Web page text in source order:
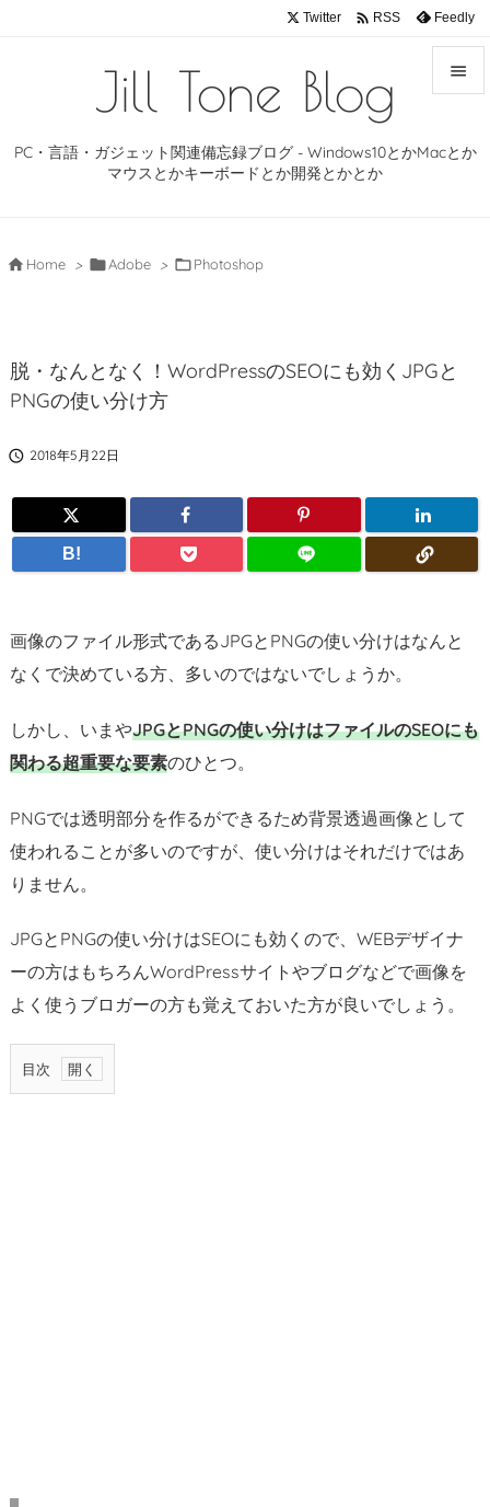
Jill Tone Blog
PC・言語・ガジェット関連備忘録ブログ - Windows10とかMacとか
マウスとかキーボードとか開発とかとか

検索
Twitter  RSS Feedly
 Home > Adobe > Photoshop
脱・なんとなく！WordPressのSEOにも効くJPGと
PNGの使い分け方
 2018年5月22日
B!
画像のファイル形式であるJPGとPNGの使い分けはなんと
なくで決めている方、多いのではないでしょうか。
しかし、いまやJPGとPNGの使い分けはファイルのSEOにも
関わる超重要な要素のひとつ。
PNGでは透明部分を作るができるため背景透過画像として
使われることが多いのですが、使い分けはそれだけではあ
りません。
JPGとPNGの使い分けはSEOにも効くので、WEBデザイナ
ーの方はもちろんWordPressサイトやブログなどで画像を
よく使うブロガーの方も覚えておいた方が良いでしょう。
目次
1.